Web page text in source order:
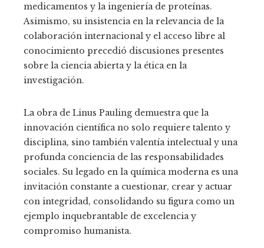
medicamentos y la ingeniería de proteínas.
Asimismo, su insistencia en la relevancia de la
colaboración internacional y el acceso libre al
conocimiento precedió discusiones presentes
sobre la ciencia abierta y la ética en la
investigación.
La obra de Linus Pauling demuestra que la
innovación científica no solo requiere talento y
disciplina, sino también valentía intelectual y una
profunda conciencia de las responsabilidades
sociales. Su legado en la química moderna es una
invitación constante a cuestionar, crear y actuar
con integridad, consolidando su figura como un
ejemplo inquebrantable de excelencia y
compromiso humanista.